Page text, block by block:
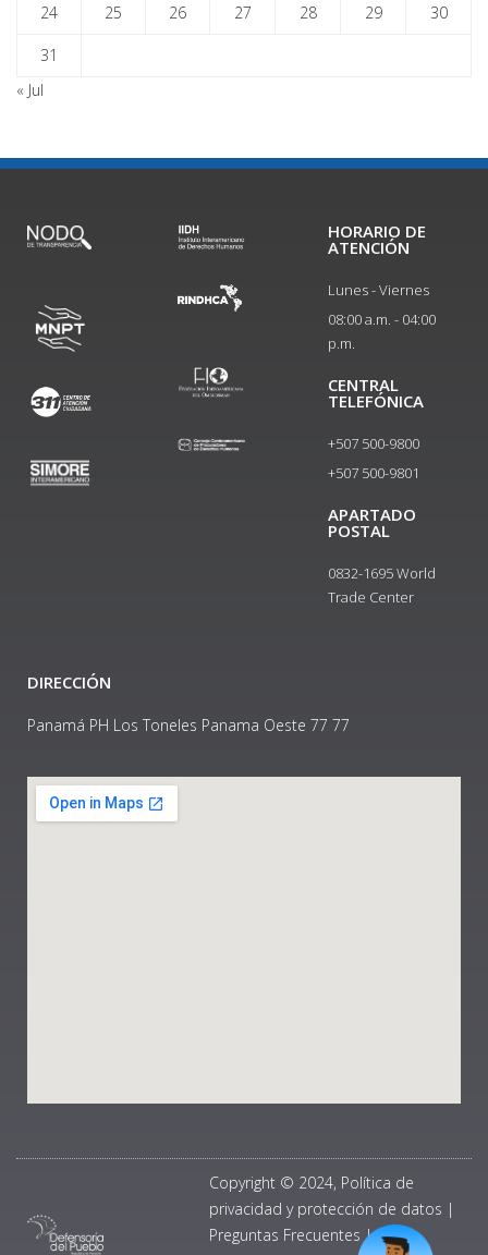
24 25 26 27 28 29 30
31
« Jul
HORARIO DE
ATENCIÓN
Lunes - Viernes
08:00 a.m. - 04:00
p.m.
CENTRAL
TELEFÓNICA
+507 500-9800
+507 500-9801​
APARTADO
POSTAL
0832-1695 World
Trade Center
DIRECCIÓN
Panamá PH Los Toneles Panama Oeste 77 77
Copyright © 2024, Política de
privacidad y protección de datos |
Preguntas Frecuentes |